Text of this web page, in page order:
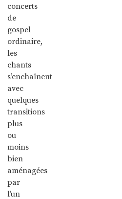
concerts
de
gospel
ordinaire,
les
chants
s’enchaînent
avec
quelques
transitions
plus
ou
moins
bien
aménagées
par
l’un